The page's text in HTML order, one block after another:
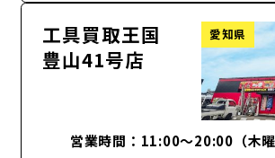
工具買取王国
豊山41号店
愛知県
営業時間：11:00～20:00（木曜